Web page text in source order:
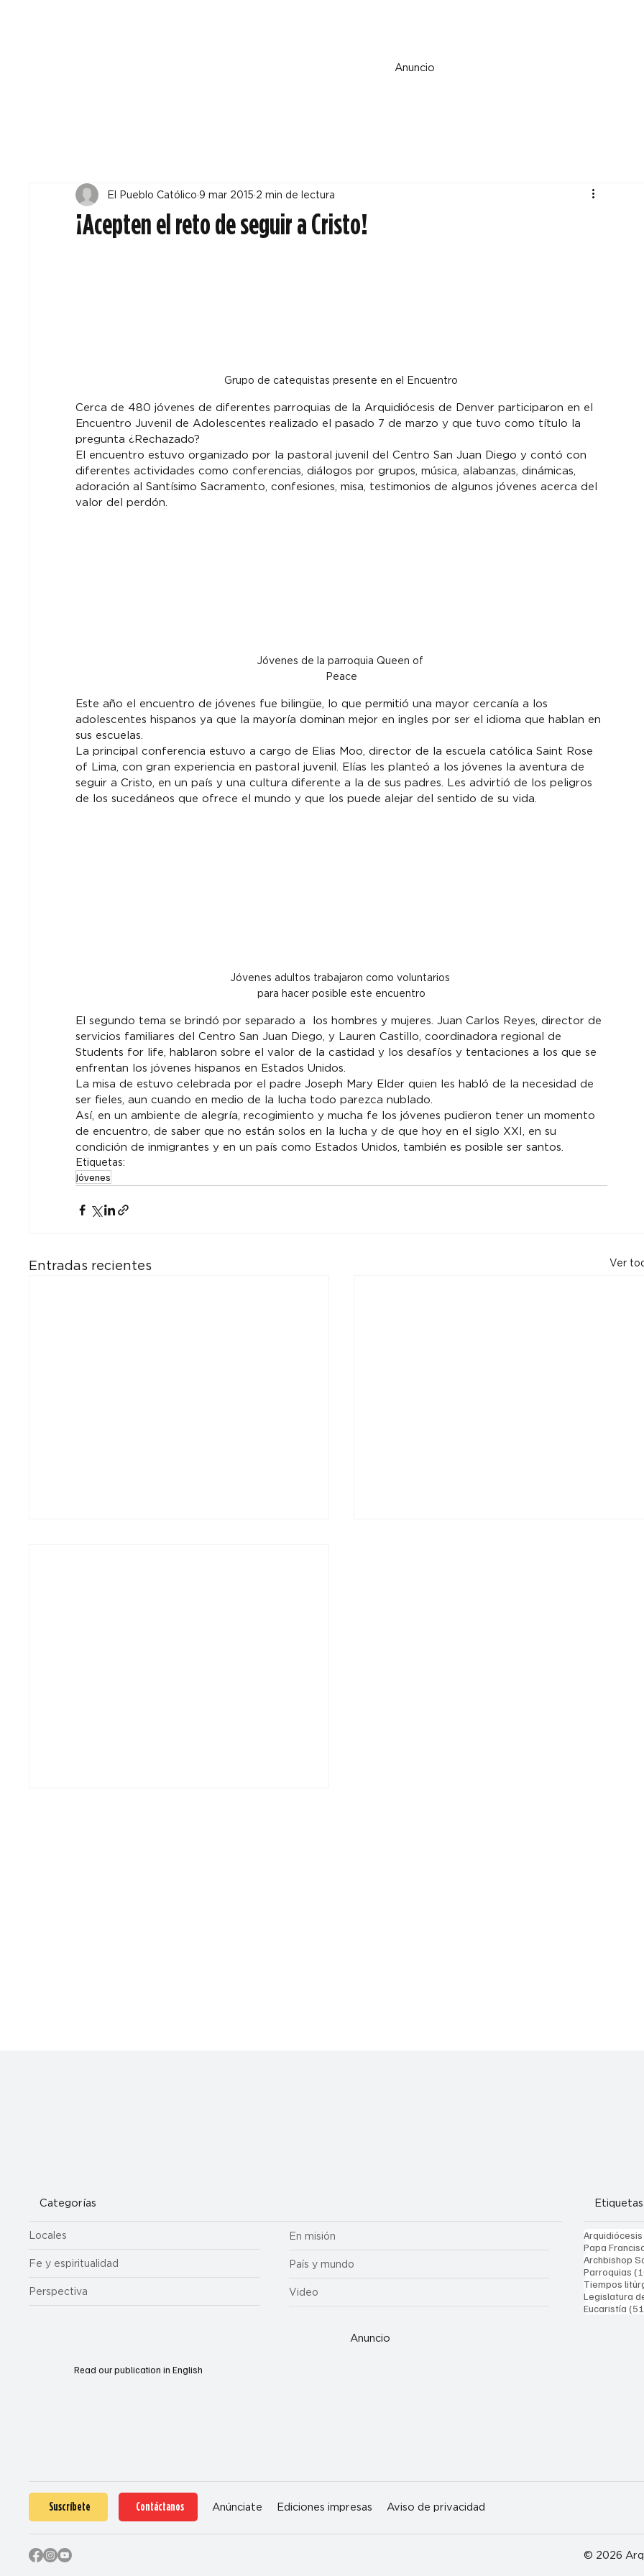
Anuncio
¡Acepten el reto de seguir a Cristo!
El Pueblo Católico 9 mar 2015 2 min de lectura
Grupo de catequistas presente en el Encuentro
Cerca de 480 jóvenes de diferentes parroquias de la Arquidiócesis de Denver participaron en el
Encuentro Juvenil de Adolescentes realizado el pasado 7 de marzo y que tuvo como título la
pregunta ¿Rechazado?
El encuentro estuvo organizado por la pastoral juvenil del Centro San Juan Diego y contó con
diferentes actividades como conferencias, diálogos por grupos, música, alabanzas, dinámicas,
adoración al Santísimo Sacramento, confesiones, misa, testimonios de algunos jóvenes acerca del
valor del perdón.
Jóvenes de la parroquia Queen of
Peace
Este año el encuentro de jóvenes fue bilingüe, lo que permitió una mayor cercanía a los
adolescentes hispanos ya que la mayoría dominan mejor en ingles por ser el idioma que hablan en
sus escuelas.
La principal conferencia estuvo a cargo de Elias Moo, director de la escuela católica Saint Rose
of Lima, con gran experiencia en pastoral juvenil. Elías les planteó a los jóvenes la aventura de
seguir a Cristo, en un país y una cultura diferente a la de sus padres. Les advirtió de los peligros
de los sucedáneos que ofrece el mundo y que los puede alejar del sentido de su vida.
Jóvenes adultos trabajaron como voluntarios
para hacer posible este encuentro
El segundo tema se brindó por separado a  los hombres y mujeres. Juan Carlos Reyes, director de
servicios familiares del Centro San Juan Diego, y Lauren Castillo, coordinadora regional de
Students for life, hablaron sobre el valor de la castidad y los desafíos y tentaciones a los que se
enfrentan los jóvenes hispanos en Estados Unidos.
La misa de estuvo celebrada por el padre Joseph Mary Elder quien les habló de la necesidad de
ser fieles, aun cuando en medio de la lucha todo parezca nublado.
Así, en un ambiente de alegría, recogimiento y mucha fe los jóvenes pudieron tener un momento
de encuentro, de saber que no están solos en la lucha y de que hoy en el siglo XXI, en su
condición de inmigrantes y en un país como Estados Unidos, también es posible ser santos.
Etiquetas:
Jóvenes
Entradas recientes Ver
Categorías
Locales
Fe y espiritualidad
Perspectiva
En misión
País y mundo
Video
Papa
Archbishop
Parroquias
Tiempos
Legislatura
Eucaristía
Read our publication in English
Anuncio
Suscríbete Contáctanos Anúnciate Ediciones impresas Aviso de privacidad
© 2026